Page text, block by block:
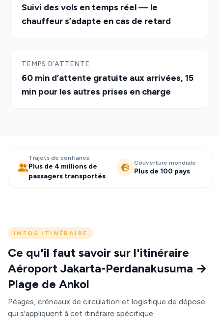
Suivi des vols en temps réel — le
chauffeur s’adapte en cas de retard
TEMPS D’ATTENTE
60 min d’attente gratuite aux arrivées, 15
min pour les autres prises en charge
Trajets de confiance
Plus de 4 millions de
passagers transportés
Couverture mondiale
Plus de 100 pays
INFOS ITINÉRAIRE
Ce qu'il faut savoir sur l'itinéraire
Aéroport Jakarta-Perdanakusuma →
Plage de Ankol
Péages, créneaux de circulation et logistique de dépose
qui s'appliquent à cet itinéraire spécifique.